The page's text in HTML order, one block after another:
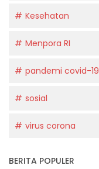
Kesehatan
Menpora RI
pandemi covid-19
sosial
virus corona
BERITA POPULER